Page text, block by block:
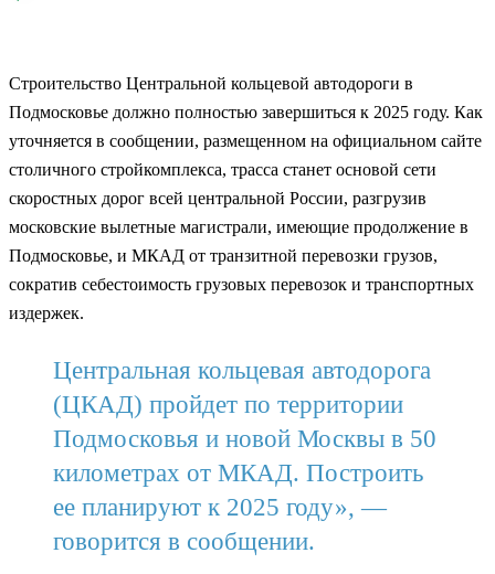
Строительство Центральной кольцевой автодороги в
Подмосковье должно полностью завершиться к 2025 году. Как
уточняется в сообщении, размещенном на официальном сайте
столичного стройкомплекса, трасса станет основой сети
скоростных дорог всей центральной России, разгрузив
московские вылетные магистрали, имеющие продолжение в
Подмосковье, и МКАД от транзитной перевозки грузов,
сократив себестоимость грузовых перевозок и транспортных
издержек.
Центральная кольцевая автодорога
(ЦКАД) пройдет по территории
Подмосковья и новой Москвы в 50
километрах от МКАД. Построить
ее планируют к 2025 году», —
говорится в сообщении.